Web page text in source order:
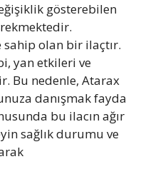
gösterebilen
olan bir ilaçtır.
yan etkileri ve
Bu nedenle, Atarax
danışmak fayda
bu ilacın ağır
sağlık durumu ve